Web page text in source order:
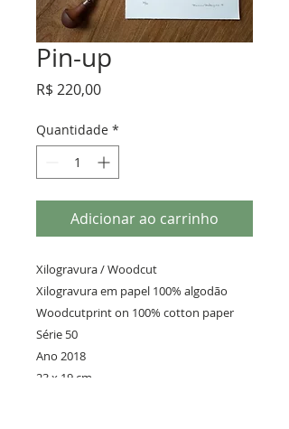
Pin-up
R$ 220,00Preço
Quantidade *
Adicionar ao carrinho
Xilogravura / Woodcut
Xilogravura em papel 100% algodão
Woodcutprint on 100% cotton paper
Série 50
Ano 2018
23 x 19 cm